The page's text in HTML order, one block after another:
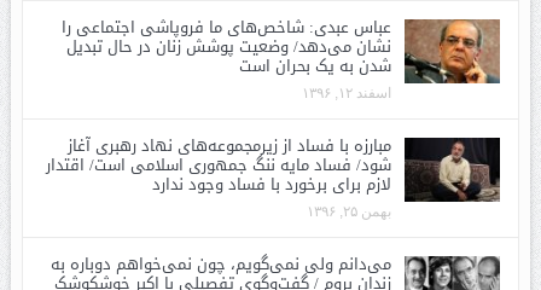
عباس عبدی: شاخص‌های ما فروپاشی اجتماعی را
نشان می‌دهد/ وضعیت پوشش زنان در حال تبدیل
شدن به یک بحران است
اسفند ۱۲, ۱۳۹۶
مبارزه با فساد از زیرمجموعه‌های نهاد رهبری آغاز
شود/ فساد مایه ننگ جمهوری اسلامی است/ اقتدار
لازم برای برخورد با فساد وجود ندارد
بهمن ۲۵, ۱۳۹۶
می‌دانم ولی نمی‌گویم، چون نمی‌خواهم دوباره به
زندان بروم / گفت‌وگوی تفصیلی با اکبر خوشکوشک